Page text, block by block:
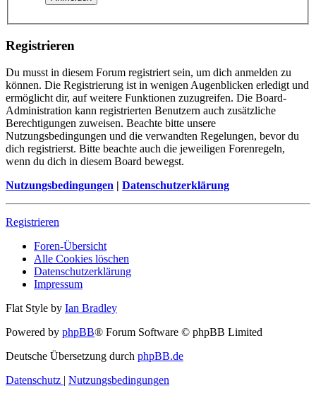
Registrieren
Du musst in diesem Forum registriert sein, um dich anmelden zu
können. Die Registrierung ist in wenigen Augenblicken erledigt und
ermöglicht dir, auf weitere Funktionen zuzugreifen. Die Board-
Administration kann registrierten Benutzern auch zusätzliche
Berechtigungen zuweisen. Beachte bitte unsere
Nutzungsbedingungen und die verwandten Regelungen, bevor du
dich registrierst. Bitte beachte auch die jeweiligen Forenregeln,
wenn du dich in diesem Board bewegst.
Nutzungsbedingungen | Datenschutzerklärung
Registrieren
Foren-Übersicht
Alle Cookies löschen
Datenschutzerklärung
Impressum
Flat Style by Ian Bradley
Powered by phpBB® Forum Software © phpBB Limited
Deutsche Übersetzung durch phpBB.de
Datenschutz | Nutzungsbedingungen